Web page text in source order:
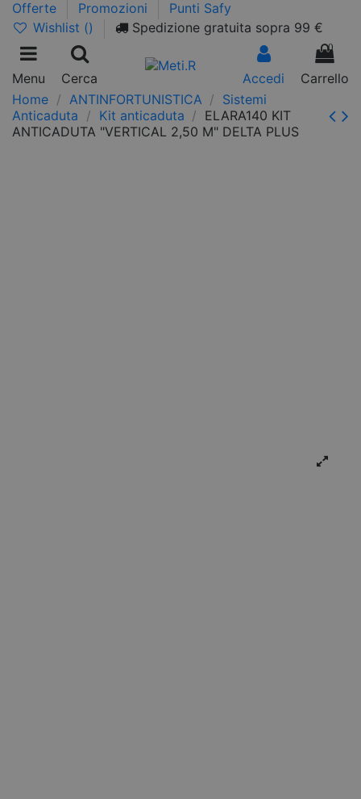
Offerte Promozioni
Punti Safy
Wishlist () Spedizione gratuita sopra 99 €
Menu Cerca Accedi
0
Carrello
Home
ANTINFORTUNISTICA
Sistemi
Anticaduta
Kit anticaduta
ELARA140 KIT
ANTICADUTA "VERTICAL 2,50 M" DELTA PLUS